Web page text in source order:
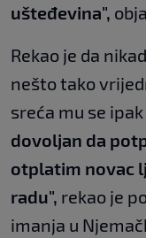
ušteđevina",
Rekao je da
nešto tako
sreća mu se
dovoljan da
otplatim novac
radu", rekao je
imanja u